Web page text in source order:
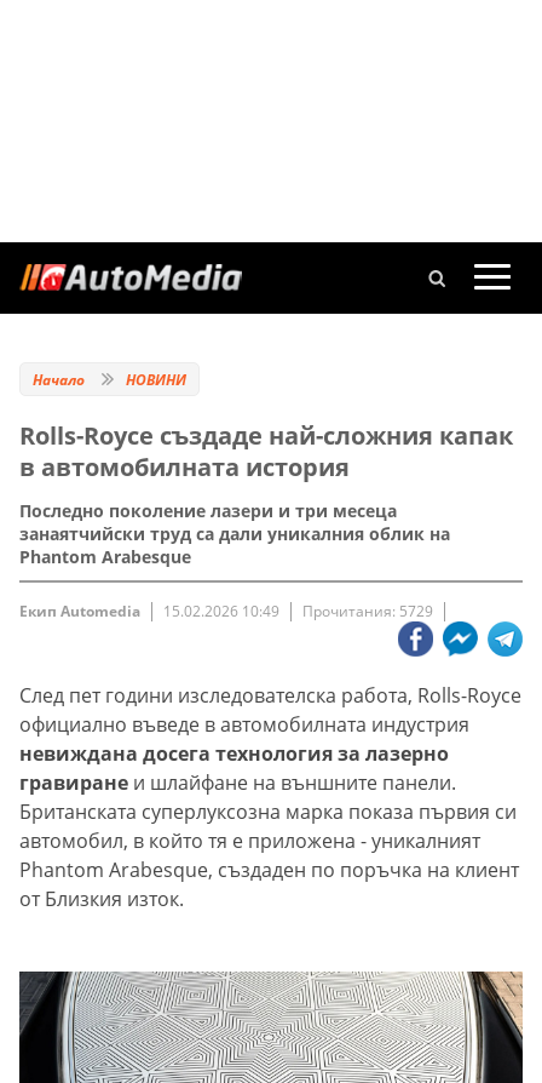
Начало НОВИНИ
Rolls-Royce създаде най-сложния капак
в автомобилната история
Последно поколение лазери и три месеца
занаятчийски труд са дали уникалния облик на
Phantom Arabesque
Екип Automedia 15.02.2026 10:49 Прочитания: 5729
След пет години изследователска работа, Rolls-Royce
официално въведе в автомобилната индустрия
невиждана досега технология за лазерно
гравиране и шлайфане на външните панели.
Британската суперлуксозна марка показа първия си
автомобил, в който тя е приложена - уникалният
Phantom Arabesque, създаден по поръчка на клиент
от Близкия изток.